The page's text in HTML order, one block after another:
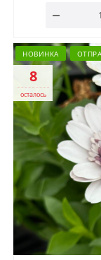
НОВИНКА
8
осталось